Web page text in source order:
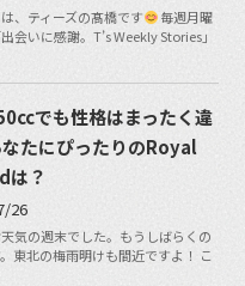
、ティーズの髙橋です
毎週月曜
会いに感謝。T’s Weekly Stories」
でも性格はまったく違
なたにぴったりのRoyal
は？
26
気の週末でした。もうしばらくの
東北の梅雨明けも間近ですよ！ こ